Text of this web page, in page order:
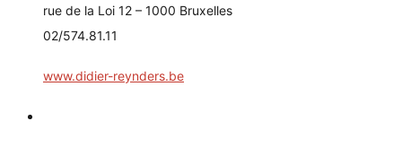
rue de la Loi 12 – 1000 Bruxelles
02/574.81.11
www.didier-reynders.be